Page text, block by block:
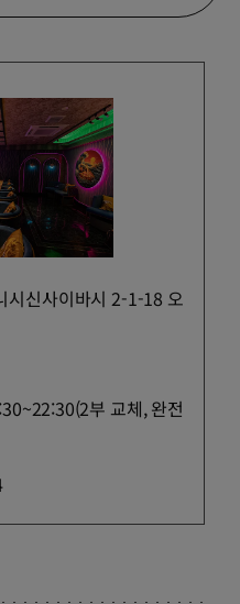
시신사이바시 2-1-18 오
부 교체, 완전